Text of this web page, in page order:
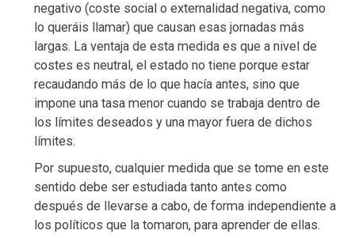
negativo (coste social o externalidad negativa, como
lo queráis llamar) que causan esas jornadas más
largas. La ventaja de esta medida es que a nivel de
costes es neutral, el estado no tiene porque estar
recaudando más de lo que hacía antes, sino que
impone una tasa menor cuando se trabaja dentro de
los límites deseados y una mayor fuera de dichos
límites.
Por supuesto, cualquier medida que se tome en este
sentido debe ser estudiada tanto antes como
después de llevarse a cabo, de forma independiente a
los políticos que la tomaron, para aprender de ellas.